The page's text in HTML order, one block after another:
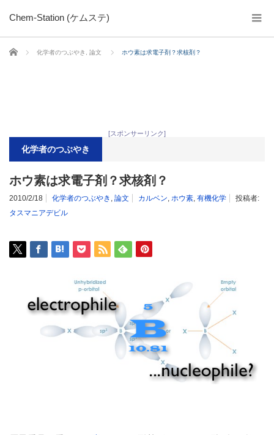
Chem-Station (ケムステ)
ホーム 化学者のつぶやき 論文 ホウ素は求電子剤？求核剤？
[スポンサーリンク]
化学者のつぶやき
ホウ素は求電子剤？求核剤？
2010/2/18 化学者のつぶやき , 論文 カルベン, ホウ素, 有機化学
投稿者:
タスマニアデビル